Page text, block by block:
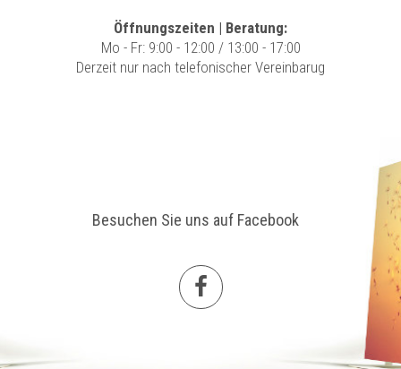
Öffnungszeiten | Beratung:
Mo - Fr: 9:00 - 12:00 / 13:00 - 17:00
Derzeit nur nach telefonischer Vereinbarug
Besuchen Sie uns auf Facebook